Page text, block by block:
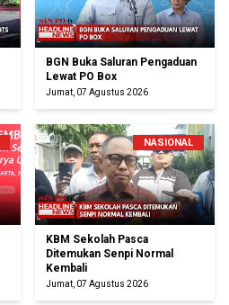
BGN Buka Saluran Pengaduan
Lewat PO Box
Jumat, 07 Agustus 2026
NASIONAL
KBM Sekolah Pasca
Ditemukan Senpi Normal
Kembali
Jumat, 07 Agustus 2026